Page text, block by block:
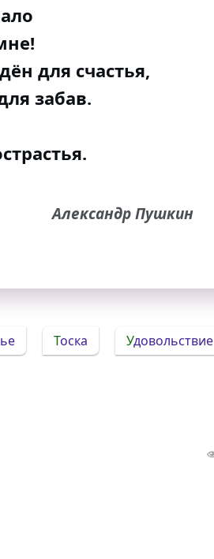
для счастья,
забав.
Александр Пушкин
Тоска Удовольствие